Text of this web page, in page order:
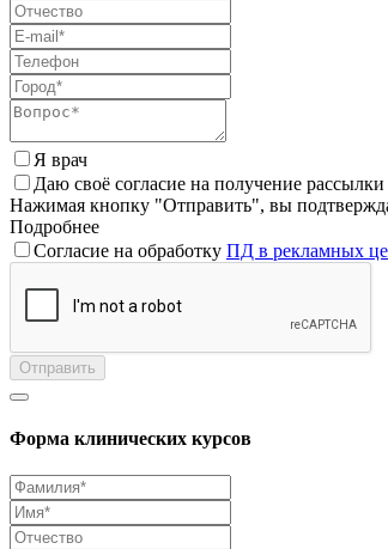
Я врач
Даю своё согласие на получение
Нажимая кнопку "Отправить", вы
Подробнее
Согласие на обработку ПД в рекламных
Отправить
Форма клинических курсов